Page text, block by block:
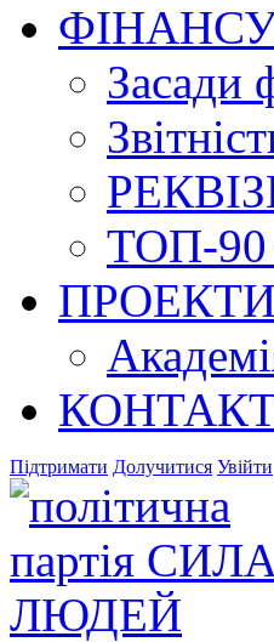
Засади
ТОП-90
ПРОЕКТИ
Підтримати Долучитися Увійти